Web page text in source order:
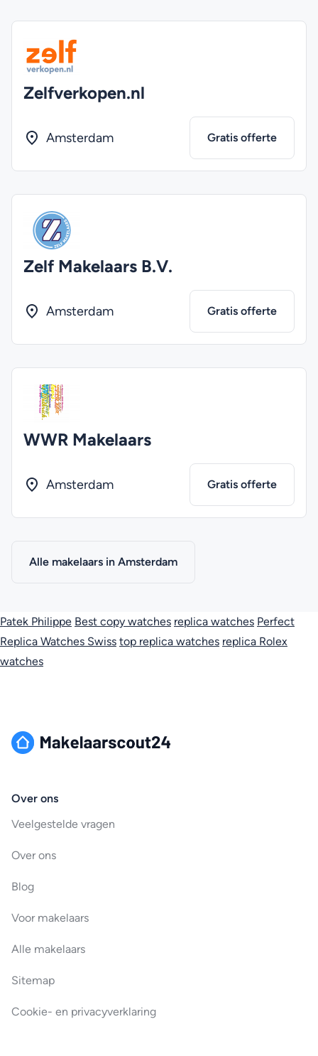
Zelfverkopen.nl
Amsterdam Gratis offerte
Zelf Makelaars B.V.
Amsterdam Gratis offerte
WWR Makelaars
Amsterdam Gratis offerte
Alle makelaars in Amsterdam
Patek Philippe Best copy watches replica watches Perfect
Replica Watches Swiss top replica watches replica Rolex
watches
Over ons
Veelgestelde vragen
Over ons
Blog
Voor makelaars
Alle makelaars
Sitemap
Cookie- en privacyverklaring